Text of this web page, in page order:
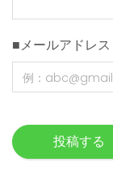
■メールアドレス
投稿する